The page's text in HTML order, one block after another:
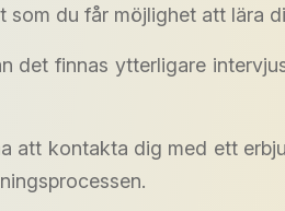
du får möjlighet att lära
det finnas ytterligare
att kontakta dig med ett